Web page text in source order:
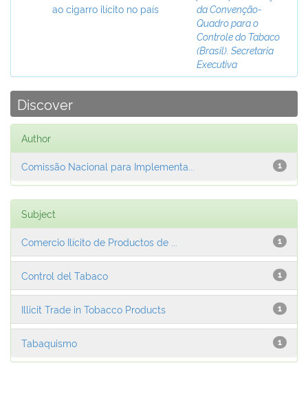
ao cigarro ilícito no país
da Convenção-
Quadro para o
Controle do Tabaco
(Brasil). Secretaria
Executiva
Discover
Author
1
Comissão Nacional para Implementa...
Subject
1
Comercio Ilícito de Productos de ...
1
Control del Tabaco
1
Illicit Trade in Tobacco Products
1
Tabaquismo